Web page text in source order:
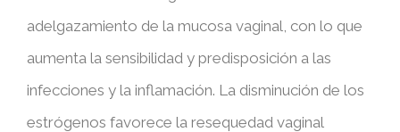
adelgazamiento de la mucosa vaginal, con lo que
aumenta la sensibilidad y predisposición a las
infecciones y la inflamación. La disminución de los
estrógenos favorece la resequedad vaginal